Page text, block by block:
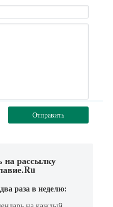
Отправить
на рассылку
раза в неделю: